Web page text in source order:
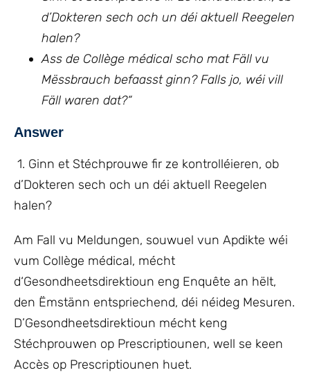
d’Dokteren sech och un déi aktuell Reegelen
halen?
Ass de Collège médical scho mat Fäll vu
Mëssbrauch befaasst ginn? Falls jo, wéi vill
Fäll waren dat?“
Answer
1. Ginn et Stéchprouwe fir ze kontrolléieren, ob
d’Dokteren sech och un déi aktuell Reegelen
halen?
Am Fall vu Meldungen, souwuel vun Apdikte wéi
vum Collège médical, mécht
d‘Gesondheetsdirektioun eng Enquête an hëlt,
den Ëmstänn entspriechend, déi néideg Mesuren.
D’Gesondheetsdirektioun mécht keng
Stéchprouwen op Prescriptiounen, well se keen
Accès op Prescriptiounen huet.